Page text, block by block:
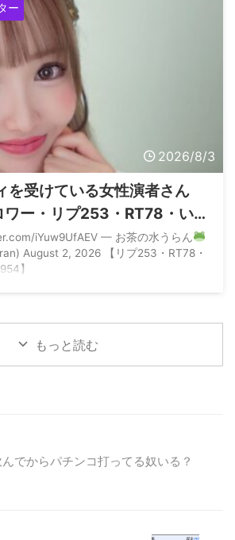
ー
2026/8/3
を受けている女性演者さん
ワー・リプ253・RT78・い
」という意味不明な数
iYuw9UfAEV — お茶の水うらん
August 2, 2026 【リプ253・RT78・
】
もっと読む
でからパチンコ打ってる奴いる？